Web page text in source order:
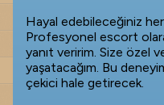
Hayal edebileceğiniz
Profesyonel escort
yanıt veririm. Size özel
yaşatacağım. Bu
çekici hale getirecek.